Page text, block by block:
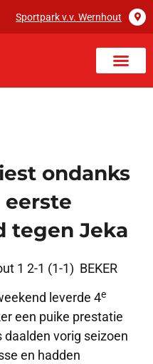
Sportpark v.v. Wernhout
ondanks
tegen Jeka
1 2-1 (1-1) BEKER
leverde 4e
een puike prestatie
daalden vorig seizoen
en hadden